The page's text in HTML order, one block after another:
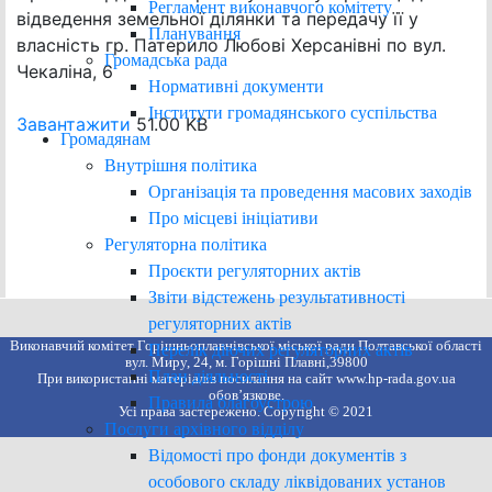
Регламент виконавчого комітету
Планування
Громадська рада
Нормативні документи
Інститути громадянського суспільства
Громадянам
Внутрішня політика
Організація та проведення масових заходів
Про місцеві ініціативи
Регуляторна політика
Проєкти регуляторних актів
Звіти відстежень результативності
регуляторних актів
Перелік діючих регуляторних актів
План діяльності
Правила благоустрою
Послуги архівного відділу
Відомості про фонди документів з
особового складу ліквідованих установ
відведення земельної ділянки та передачу її у
власність гр. Патерило Любові Херсанівні по вул.
Чекаліна, 6
Завантажити 51.00 KB
Виконавчий комітет Горішньоплавнівської міської ради Полтавської області
вул. Миру, 24, м. Горішні Плавні,39800
При використанні матеріалів посилання на сайт www.hp-rada.gov.ua
обов’язкове.
Усі права застережено. Copyright © 2021